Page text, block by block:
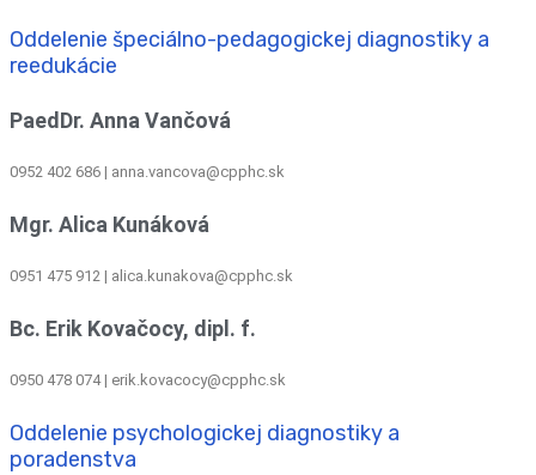
Oddelenie špeciálno-pedagogickej diagnostiky a
reedukácie
PaedDr. Anna Vančová
0952 402 686 | anna.vancova@cpphc.sk
Mgr. Alica Kunáková
0951 475 912 | alica.kunakova@cpphc.sk
Bc. Erik Kovačocy, dipl. f.
0950 478 074 | erik.kovacocy@cpphc.sk
Oddelenie psychologickej diagnostiky a
poradenstva